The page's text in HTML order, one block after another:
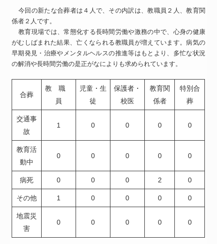
今回の新たな合葬者は４人で、その内訳は、教職員２人、教育関
係者２人です。
教育現場では、常態化する長時間労働や激務の中で、心身の健康
がむしばまれた結果、亡くなられる教職員が増えています。病気の
早期発見・治療やメンタルヘルスの推進等はもとより、多忙な状況
の解消や長時間労働の是正がなによりも求められています。
合葬
教 職
員
児童・生
徒
保護者・
校医
教育関
係者
特別合
葬
交通事
故
1 0 0 0 0
教育活
動中
0 0 0 0 0
病死 0 0 0 2 0
その他 1 0 0 0 0
地震災
害
0 0 0 0 0